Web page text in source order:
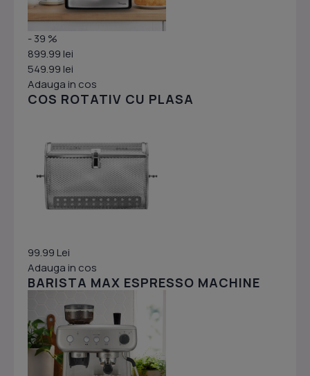
- 39 %
899.99 lei
549.99 lei
Adauga in cos
COS ROTATIV CU PLASA
99.99 Lei
Adauga in cos
BARISTA MAX ESPRESSO MACHINE